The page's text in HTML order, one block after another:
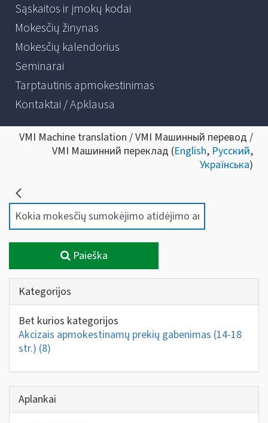
Sąskaitos ir įmokų kodai
Mokesčių žinynas
Mokesčių kalendorius
Seminarai
Tarptautinis apmokestinimas
Kontaktai / Apklausa
VMI Machine translation / VMI Машинный перевод /
VMI Машинний переклад (English, Русский,
Українська)
Paieška
Kategorijos
Bet kurios kategorijos
Akcizais apmokestinamų prekių gabenimas (14-18
str.) (8)
Aplankai